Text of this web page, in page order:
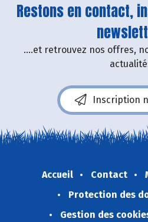
Restons en contact,
....et retrouvez nos offres,
Inscription
Accueil Contact
Protection des
Gestion des